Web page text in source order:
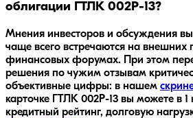
облигации ГТЛК 002P-13?
Мнения инвесторов и обсуждения
чаще всего встречаются на внешних
финансовых форумах. При этом
решения по чужим отзывам
объективные цифры: в нашем
карточке
ГТЛК 002P-13 вы можете в 1
кредитный рейтинг, долговую